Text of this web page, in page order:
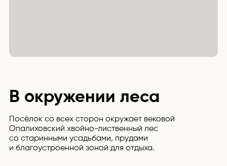
В окружении леса
Посёлок со всех сторон окружает вековой
Опалиховский хвойно-лиственный лес
со старинными усадьбами, прудами
и благоустроенной зоной для отдыха.